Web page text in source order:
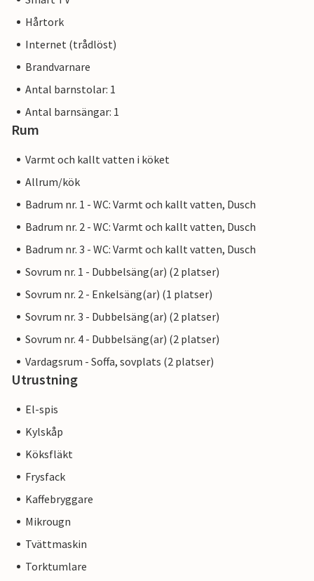
Hårtork
Internet (trådlöst)
Brandvarnare
Antal barnstolar: 1
Antal barnsängar: 1
Rum
Varmt och kallt vatten i köket
Allrum/kök
Badrum nr. 1 - WC: Varmt och kallt vatten, Dusch
Badrum nr. 2 - WC: Varmt och kallt vatten, Dusch
Badrum nr. 3 - WC: Varmt och kallt vatten, Dusch
Sovrum nr. 1 - Dubbelsäng(ar) (2 platser)
Sovrum nr. 2 - Enkelsäng(ar) (1 platser)
Sovrum nr. 3 - Dubbelsäng(ar) (2 platser)
Sovrum nr. 4 - Dubbelsäng(ar) (2 platser)
Vardagsrum - Soffa, sovplats (2 platser)
Utrustning
El-spis
Kylskåp
Köksfläkt
Frysfack
Kaffebryggare
Mikrougn
Tvättmaskin
Torktumlare